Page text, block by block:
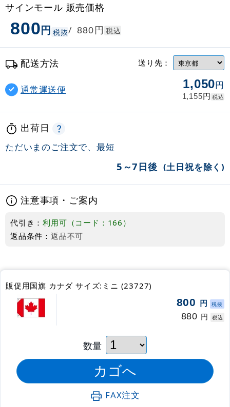
サインモール 販売価格
800円 税抜/ 880円 税込
配送方法 送り先：
通常運送便 1,050円
1,155円 税込
出荷日
ただいまのご注文で、最短
5～7日後 (土日祝を除く)
注意事項・ご案内
代引き：利用可（コード：166）
返品条件： 返品不可
販促用国旗 カナダ サイズ:ミニ (23727)
800 円 税抜
880 円 税込
数量
FAX注文